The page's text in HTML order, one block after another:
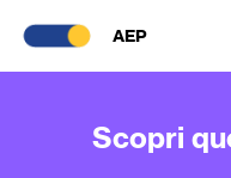
AEP
Scopri